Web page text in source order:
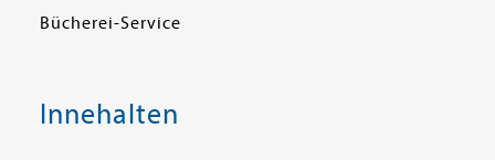
Bücherei-Service
Innehalten